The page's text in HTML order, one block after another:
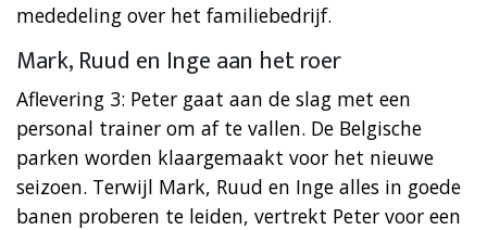
mededeling over het familiebedrijf.
Mark, Ruud en Inge aan het roer
Aflevering 3: Peter gaat aan de slag met een
personal trainer om af te vallen. De Belgische
parken worden klaargemaakt voor het nieuwe
seizoen. Terwijl Mark, Ruud en Inge alles in goede
banen proberen te leiden, vertrekt Peter voor een